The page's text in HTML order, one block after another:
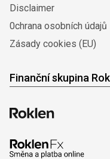
Disclaimer
0chrana osobních údajů
Zásady cookies (EU)
Finanční skupina